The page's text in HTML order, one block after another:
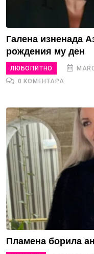
Галена изненада
рождения му ден
ЛЮБОПИТНО
0 КОМЕНТАРА
Пламена борила